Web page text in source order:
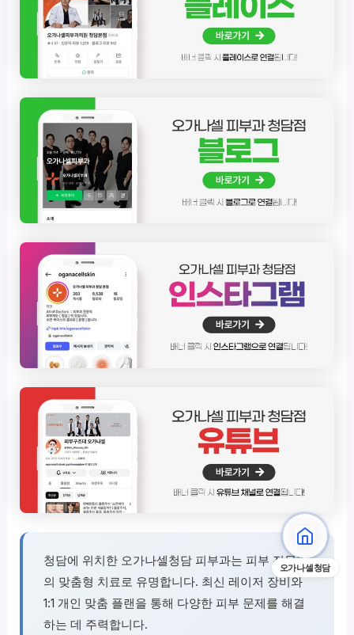
청담에 위치한 오가나셀청담 피부과는 피부 전문가
의 맞춤형 치료로 유명합니다. 최신 레이저 장비와
1:1 개인 맞춤 플랜을 통해 다양한 피부 문제를 해결
하는 데 주력합니다.
오가나셀청담